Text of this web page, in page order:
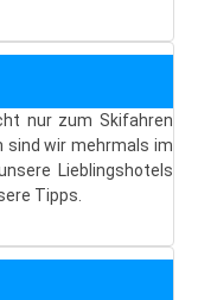
nur zum Skifahren
sind wir mehrmals im
Lieblingshotels
Tipps.